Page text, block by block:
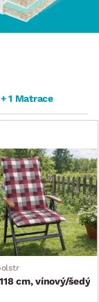
+ 1 Matrace
cm, vínový/šedý